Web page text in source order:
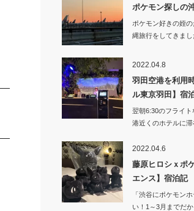
ポケモン探しの
ポケモン好きの姪
縄旅行をしてきまし
2022.04.8
羽田空港を利用
ル東京羽田】宿
翌朝6:30のフライ
港近くのホテルに滞
2022.04.6
藤原ヒロシｘポ
エンス】宿泊記
「渋谷にポケモン
い！1～3月までだ